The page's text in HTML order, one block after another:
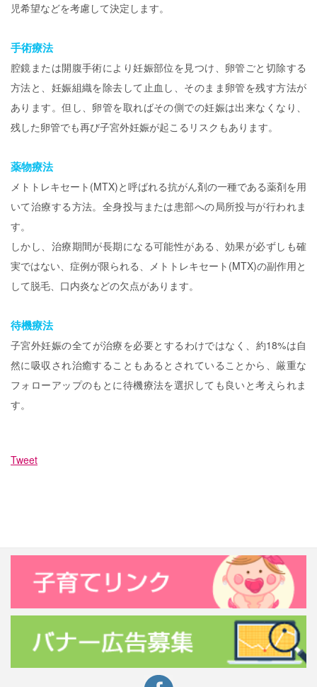
児希望などを考慮して決定します。
手術療法
腔鏡または開腹手術により妊娠部位を見つけ、卵管ごと切除する
方法と、妊娠組織を除去して止血し、そのまま卵管を残す方法が
あります。但し、卵管を取ればその側での妊娠は出来なくなり、
残した卵管でも再び子宮外妊娠が起こるリスクもあります。
薬物療法
メトトレキセート(MTX)と呼ばれる抗がん剤の一種である薬剤を用
いて治療する方法。全身投与または患部への局所投与が行われま
す。
しかし、治療期間が長期になる可能性がある、効果が必ずしも確
実ではない、症例が限られる、メトトレキセート(MTX)の副作用と
して脱毛、口内炎などの欠点があります。
待機療法
子宮外妊娠の全てが治療を必要とするわけではなく、約18%は自
然に吸収され治癒することもあるとされていることから、厳重な
フォローアップのもとに待機療法を選択しても良いと考えられま
す。
Tweet